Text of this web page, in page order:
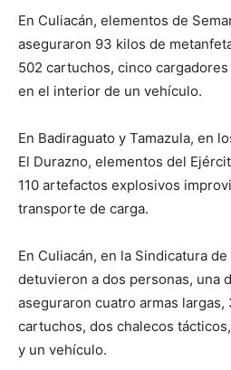
En Culiacán, elementos de
aseguraron 93 kilos de
502 cartuchos, cinco
en el interior de un vehículo.
En Badiraguato y Tamazula, en
El Durazno, elementos del
110 artefactos explosivos
transporte de carga.
En Culiacán, en la Sindicatura
detuvieron a dos personas, una
aseguraron cuatro armas largas,
cartuchos, dos chalecos
y un vehículo.